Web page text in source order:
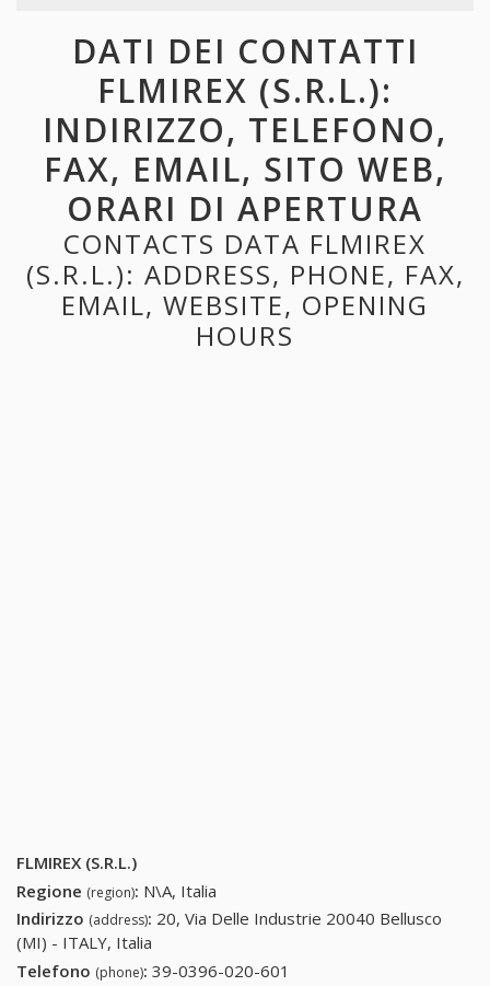
DATI DEI CONTATTI
FLMIREX (S.R.L.):
INDIRIZZO, TELEFONO,
FAX, EMAIL, SITO WEB,
ORARI DI APERTURA
CONTACTS DATA FLMIREX
(S.R.L.): ADDRESS, PHONE, FAX,
EMAIL, WEBSITE, OPENING
HOURS
FLMIREX (S.R.L.)
Regione (region): N\A, Italia
Indirizzo (address): 20, Via Delle Industrie 20040 Bellusco
(MI) - ITALY, Italia
Telefono (phone): 39-0396-020-601